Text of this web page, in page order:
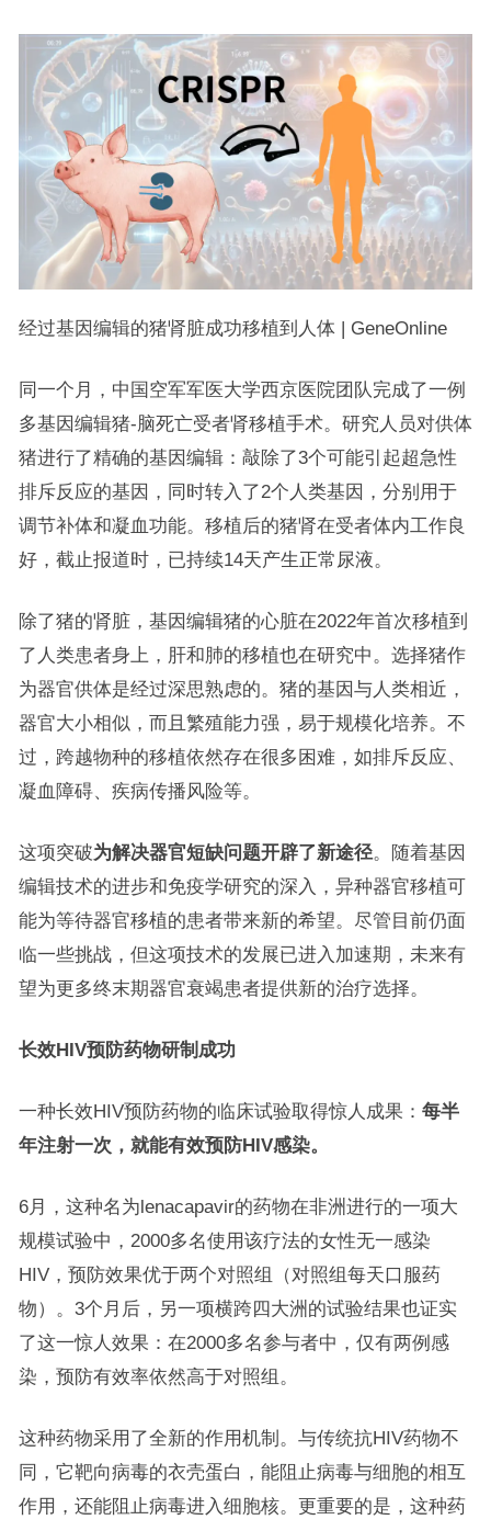
经过基因编辑的猪肾脏成功移植到人体 | GeneOnline
同一个月，中国空军军医大学西京医院团队完成了一例
多基因编辑猪-脑死亡受者肾移植手术。研究人员对供体
猪进行了精确的基因编辑：敲除了3个可能引起超急性
排斥反应的基因，同时转入了2个人类基因，分别用于
调节补体和凝血功能。移植后的猪肾在受者体内工作良
好，截止报道时，已持续14天产生正常尿液。
除了猪的肾脏，基因编辑猪的心脏在2022年首次移植到
了人类患者身上，肝和肺的移植也在研究中。选择猪作
为器官供体是经过深思熟虑的。猪的基因与人类相近，
器官大小相似，而且繁殖能力强，易于规模化培养。不
过，跨越物种的移植依然存在很多困难，如排斥反应、
凝血障碍、疾病传播风险等。
这项突破为解决器官短缺问题开辟了新途径。随着基因
编辑技术的进步和免疫学研究的深入，异种器官移植可
能为等待器官移植的患者带来新的希望。尽管目前仍面
临一些挑战，但这项技术的发展已进入加速期，未来有
望为更多终末期器官衰竭患者提供新的治疗选择。
长效HIV预防药物研制成功
一种长效HIV预防药物的临床试验取得惊人成果： 每半
年注射一次，就能有效预防HIV感染。
6月，这种名为lenacapavir的药物在非洲进行的一项大
规模试验中，2000多名使用该疗法的女性无一感染
HIV，预防效果优于两个对照组（对照组每天口服药
物）。3个月后，另一项横跨四大洲的试验结果也证实
了这一惊人效果：在2000多名参与者中，仅有两例感
染，预防有效率依然高于对照组。
这种药物采用了全新的作用机制。与传统抗HIV药物不
同，它靶向病毒的衣壳蛋白，能阻止病毒与细胞的相互
作用，还能阻止病毒进入细胞核。更重要的是，这种药